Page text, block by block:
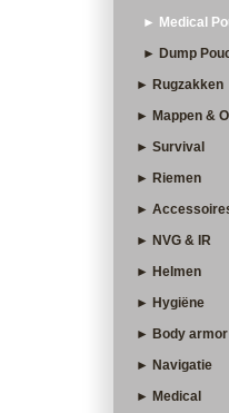
► Medical
► Dump
► Rugzakken
► Mappen &
► Survival
► Riemen
►
► NVG & IR
► Helmen
► Hygiëne
► Body armor
► Navigatie
► Medical